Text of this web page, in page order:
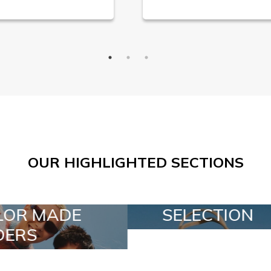
OUR HIGHLIGHTED SECTIONS
SELECTION SPECIAL